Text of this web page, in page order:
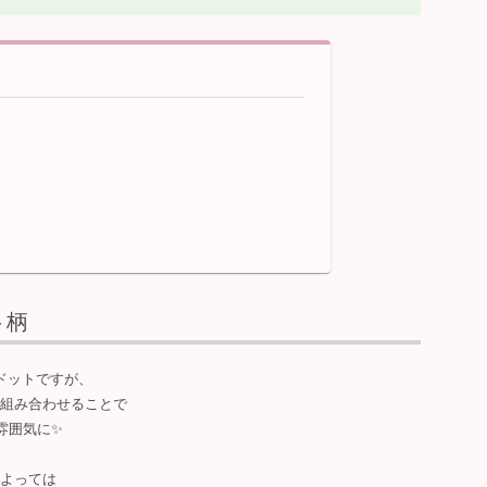
柄
トですが、
み合わせることで
囲気に✨
っては